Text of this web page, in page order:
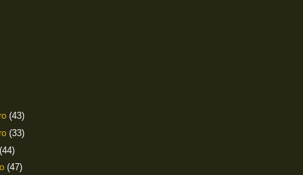
(43)
(33)
(44)
(47)